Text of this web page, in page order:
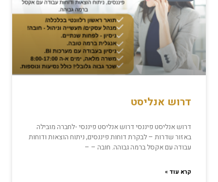
דרוש אנליסט
דרוש אנליסט פיננסי דרוש אנליסט פיננסי -לחברה מובילה
באזור שדרות – לבקרת דוחות פיננסים, ניתוח הוצאות ודוחות
עבודה עם אקסל ברמה גבוהה. חובה – –
קרא עוד »